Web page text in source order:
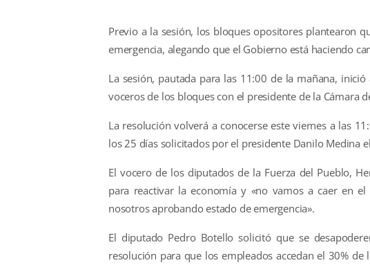
Previo a la sesión, los bloques opositores plantearon
emergencia, alegando que el Gobierno está haciendo
La sesión, pautada para las 11:00 de la mañana,
voceros de los bloques con el presidente de la Cámara
La resolución volverá a conocerse este viernes a las
los 25 días solicitados por el presidente Danilo Medina
El vocero de los diputados de la Fuerza del Pueblo,
para reactivar la economía y «no vamos a caer en
nosotros aprobando estado de emergencia».
El diputado Pedro Botello solicitó que se
resolución para que los empleados accedan el 30%